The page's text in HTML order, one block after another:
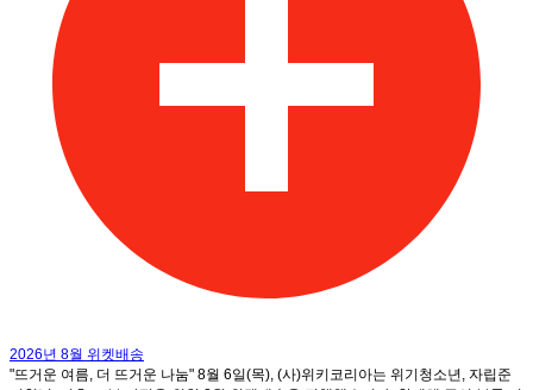
2026년 8월 위켓배송
"뜨거운 여름, 더 뜨거운 나눔" 8월 6일(목), (사)위키코리아는 위기청소년, 자립준